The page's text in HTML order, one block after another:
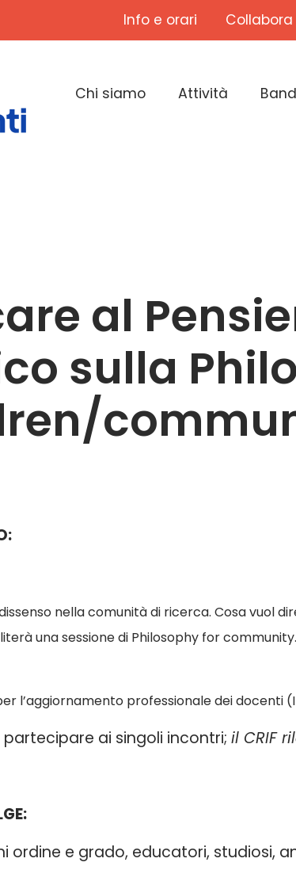
Info e orari
Chi siamo Attività
al
sulla
nella comunità di ricerca. Cosa vuol
una sessione di Philosophy for
l’aggiornamento professionale dei docenti
partecipare ai singoli incontri; il CRIF
ordine e grado, educatori, studiosi,